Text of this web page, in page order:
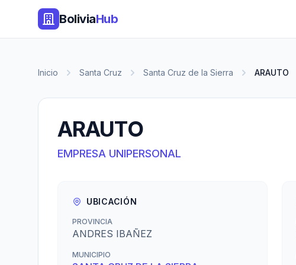
BoliviaHub
Inicio Santa Cruz Santa Cruz de la Sierra ARAUTO
ARAUTO
EMPRESA UNIPERSONAL
UBICACIÓN
PROVINCIA
ANDRES IBAÑEZ
MUNICIPIO